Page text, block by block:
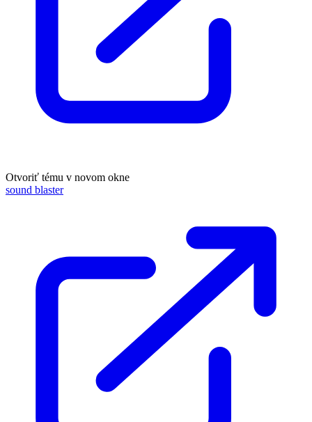
Otvoriť tému v novom okne
sound blaster